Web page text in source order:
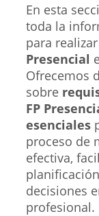
En esta
toda la
para
Presencial
Ofrecemos
sobre
FP
esenciales
proceso de
efectiva,
decisiones
profesional.